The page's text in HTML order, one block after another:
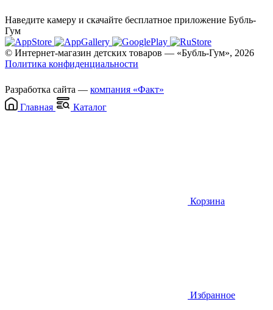
Наведите камеру и скачайте бесплатное приложение Бубль-
Гум
© Интернет-магазин детских товаров — «Бубль-Гум», 2026
Политика конфиденциальности
Разработка сайта — компания «Факт»
Главная
Каталог
Корзина
Избранное